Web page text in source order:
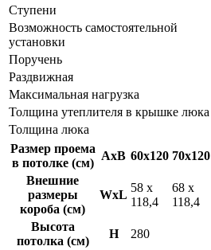
Ступени
Возможность самостоятельной
установки
Поручень
Раздвижная
Максимальная нагрузка
Толщина утеплителя в крышке люка
Толщина люка
Размер проема
в потолке (см)
AxB 60x120 70x120
Внешние
размеры
короба (см)
WxL
58 x
118,4
68 x
118,4
Высота
потолка (см)
H 280